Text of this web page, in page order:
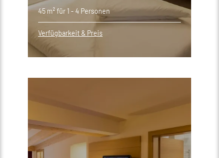
45 m² für 1 - 4 Personen
Verfügbarkeit & Preis